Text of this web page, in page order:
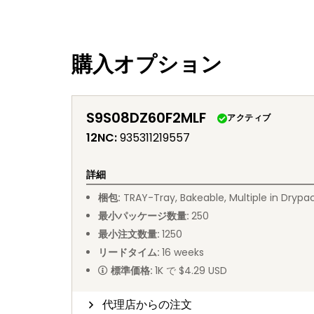
購入オプション
S9S08DZ60F2MLF アクティブ
12NC:935311219557
詳細
梱包: TRAY-Tray, Bakeable, Multiple in
最小パッケージ数量: 250
最小注文数量: 1250
リードタイム: 16 weeks
標準価格: 1K で $4.29 USD
代理店からの注文